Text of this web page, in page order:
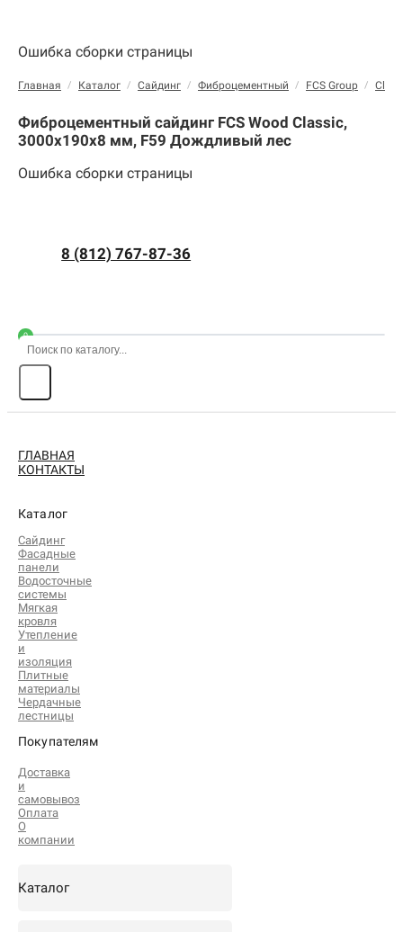
Ошибка сборки страницы
Главная / Каталог / Сайдинг / Фиброцементный / FCS Group /
Фиброцементный сайдинг FCS Wood Classic,
3000х190х8 мм, F59 Дождливый лес
Ошибка сборки страницы
8 (812) 767-87-36
0
ГЛАВНАЯ
КОНТАКТЫ
Каталог
Сайдинг
Фасадные
панели
Водосточные
системы
Мягкая
кровля
Утепление
и
изоляция
Плитные
материалы
Чердачные
лестницы
Покупателям
Доставка
и
самовывоз
Оплата
О
компании
Каталог